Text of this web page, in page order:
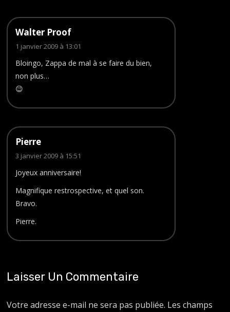
Walter Proof
1 janvier 2009 à 13:01
Bloingo, Zappa de mal à se faire du bien,
non plus…
😉
Pierre
3 janvier 2009 à 15:51
Joyeux anniversaire!
Magnifique restrospective, et quel son.
Bravo.
Pierre.
Laisser Un Commentaire
Votre adresse e-mail ne sera pas publiée. Les champs